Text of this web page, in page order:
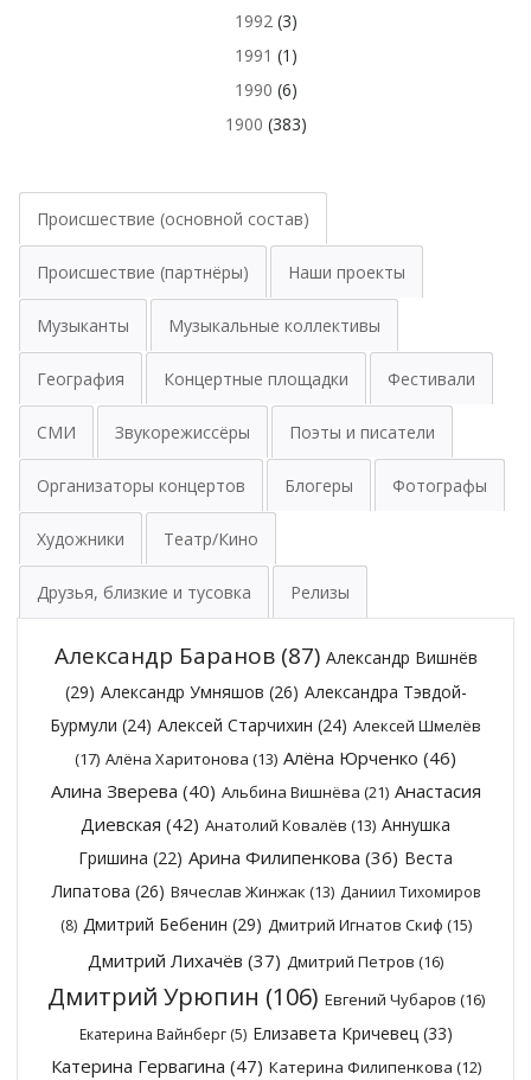
1992(3)
1991 (1)
1990 (6)
1900 (383)
Происшествие (основной состав)
Происшествие (партнёры) Наши проекты
Музыканты Музыкальные коллективы
География Концертные площадки Фестивали
СМИ Звукорежиссёры Поэты и писатели
Организаторы концертов Блогеры Фотографы
Художники Театр/Кино
Друзья, близкие и тусовка Релизы
Александр Баранов(87) Александр Вишнёв
(29) Александр Умняшов (26) Александра Тэвдой-
Бурмули (24) Алексей Старчихин (24) Алексей Шмелёв
(17) Алёна Харитонова (13) Алёна Юрченко (46)
Алина Зверева (40) Альбина Вишнёва (21) Анастасия
Диевская (42) Анатолий Ковалёв (13) Аннушка
Гришина (22) Арина Филипенкова (36) Веста
Липатова (26) Вячеслав Жинжак (13) Даниил Тихомиров
(8) Дмитрий Бебенин (29) Дмитрий Игнатов Скиф (15)
Дмитрий Лихачёв (37) Дмитрий Петров (16)
Дмитрий Урюпин (106) Евгений Чубаров (16)
Екатерина Вайнберг(5) Елизавета Кричевец(33)
Катерина Гервагина (47) Катерина Филипенкова (12)